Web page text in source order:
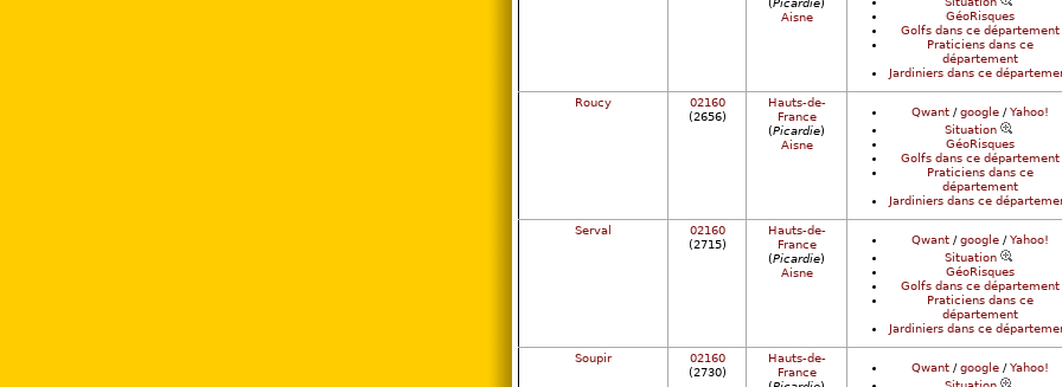
Aisne
GéoRisques
Golfs dans ce département
Praticiens dans ce
département
Jardiniers dans ce
Roucy
02160
(2656)
Hauts-de-
France
(Picardie)
Aisne
Qwant/google/Yahoo!
Situation
GéoRisques
Golfs dans ce département
Praticiens dans ce
département
Jardiniers dans ce
Serval
02160
(2715)
Hauts-de-
France
(Picardie)
Aisne
Qwant/google/Yahoo!
Situation
GéoRisques
Golfs dans ce département
Praticiens dans ce
département
Jardiniers dans ce
Soupir
02160
(2730)
Hauts-de-
France
Qwant/google/Yahoo!